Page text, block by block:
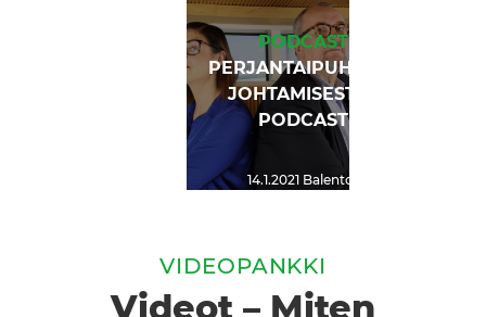
PODCAST
PERJANTAIPUHETTA
JOHTAMISESTA -
PODCAST
14.1.2021 Balentor
VIDEOPANKKI
Videot – Miten